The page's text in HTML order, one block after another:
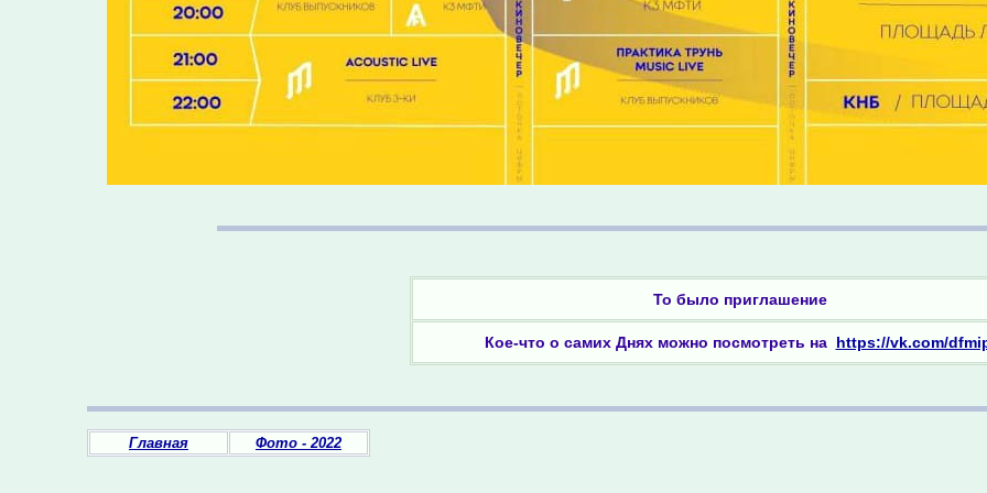
То было приглашение
Кое-что о самих Днях можно посмотреть на https://vk.com/
Главная Фото - 2022